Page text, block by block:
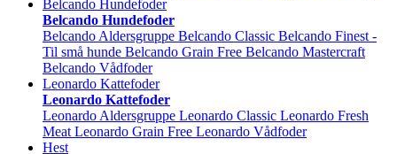
Belcando Hundefoder
Belcando Hundefoder
Belcando Aldersgruppe Belcando Classic Belcando Finest -
Til små hunde Belcando Grain Free Belcando Mastercraft
Belcando Vådfoder
Leonardo Kattefoder
Leonardo Kattefoder
Leonardo Aldersgruppe Leonardo Classic Leonardo Fresh
Meat Leonardo Grain Free Leonardo Vådfoder
Hest